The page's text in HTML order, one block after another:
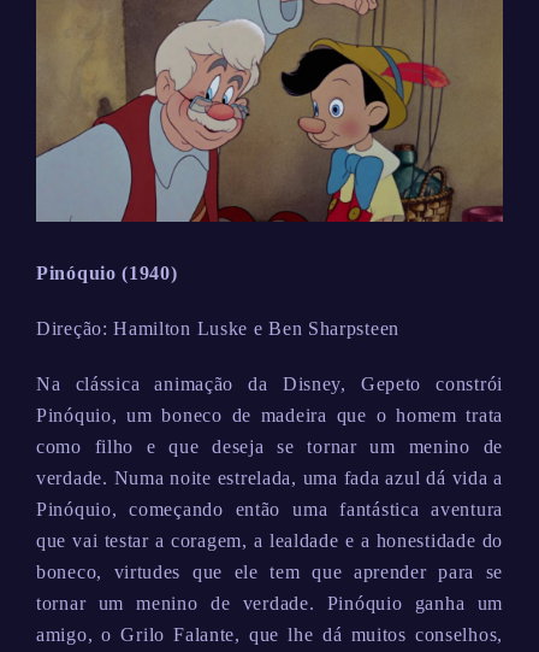
Pinóquio (1940)
Direção: Hamilton Luske e Ben Sharpsteen
Na clássica animação da Disney, Gepeto constrói
Pinóquio, um boneco de madeira que o homem trata
como filho e que deseja se tornar um menino de
verdade. Numa noite estrelada, uma fada azul dá vida a
Pinóquio, começando então uma fantástica aventura
que vai testar a coragem, a lealdade e a honestidade do
boneco, virtudes que ele tem que aprender para se
tornar um menino de verdade. Pinóquio ganha um
amigo, o Grilo Falante, que lhe dá muitos conselhos,